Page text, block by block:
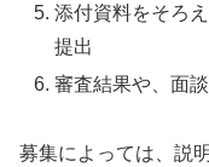
添付資料をそろ
提出
審査結果や、面
募集によっては、説